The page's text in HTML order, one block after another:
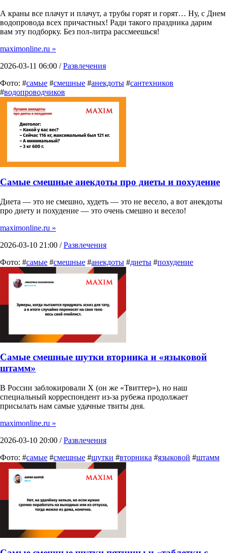
А краны все плачут и плачут, а трубы горят и горят… Ну, с Днем
водопровода всех причастных! Ради такого праздника дарим
вам эту подборку. Без пол-литра рассмеешься!
maximonline.ru »
2026-03-11 06:00 /Развлечения
Фото: #самые #смешные #анекдоты #сантехников
#водопроводчиков
Самые смешные анекдоты про диеты и похудение
Диета — это не смешно, худеть — это не весело, а вот анекдоты
про диету и похудение — это очень смешно и весело!
maximonline.ru »
2026-03-10 21:00 /Развлечения
Фото: #самые #смешные #анекдоты #диеты #похудение
Самые смешные шутки вторника и «языковой
штамм»
В России заблокировали X (он же «Твиттер»), но наш
специальный корреспондент из-за рубежа продолжает
присылать нам самые удачные твиты дня.
maximonline.ru »
2026-03-10 20:00 /Развлечения
Фото: #самые #смешные #шутки #вторника #языковой #штамм